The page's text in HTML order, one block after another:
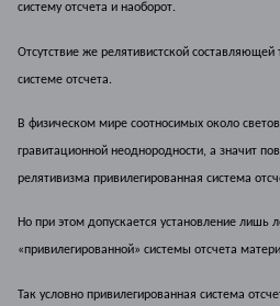
систему отсчета и наоборот.
Отсутствие же релятивистской
системе отсчета.
В физическом мире соотносимых около
гравитационной неоднородности, а значит
релятивизма привилегированная система
Но при этом допускается установление лишь
«привилегированной» системы отсчета
Так условно привилегированная система